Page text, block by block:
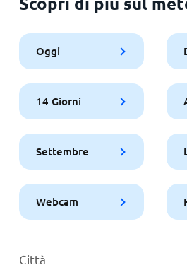
Oggi
14 Giorni
Settembre
Webcam
Città